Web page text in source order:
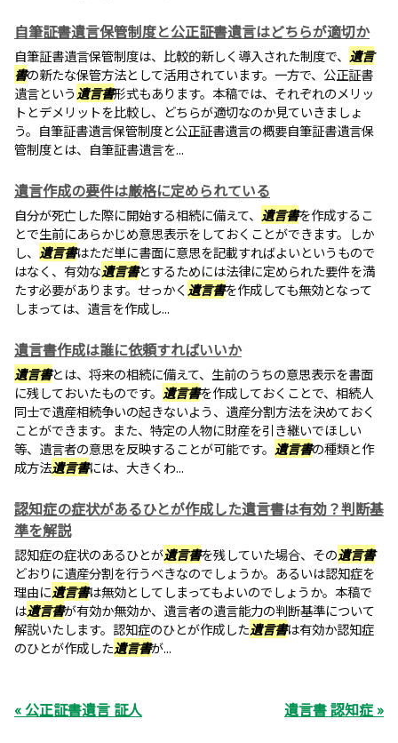
自筆証書遺言保管制度と公正証書遺言はどちらが適切か
自筆証書遺言保管制度は、比較的新しく導入された制度で、 遺言
書の新たな保管方法として活用されています。一方で、公正証書
遺言という遺言書形式もあります。本稿では、それぞれのメリッ
トとデメリットを比較し、どちらが適切なのか見ていきましょ
う。自筆証書遺言保管制度と公正証書遺言の概要自筆証書遺言保
管制度とは、自筆証書遺言を...
遺言作成の要件は厳格に定められている
自分が死亡した際に開始する相続に備えて、 遺言書を作成するこ
とで生前にあらかじめ意思表示をしておくことができます。しか
し、 遺言書はただ単に書面に意思を記載すればよいというもので
はなく、有効な遺言書とするためには法律に定められた要件を満
たす必要があります。せっかく 遺言書を作成しても無効となって
しまっては、遺言を作成し...
遺言書作成は誰に依頼すればいいか
遺言書とは、将来の相続に備えて、生前のうちの意思表示を書面
に残しておいたものです。 遺言書を作成しておくことで、相続人
同士で遺産相続争いの起きないよう、遺産分割方法を決めておく
ことができます。また、特定の人物に財産を引き継いでほしい
等、遺言者の意思を反映することが可能です。 遺言書の種類と作
成方法遺言書には、大きくわ...
認知症の症状があるひとが作成した遺言書は有効？判断基
準を解説
認知症の症状のあるひとが遺言書を残していた場合、その遺言書
どおりに遺産分割を行うべきなのでしょうか。あるいは認知症を
理由に遺言書は無効としてしまってもよいのでしょうか。本稿で
は遺言書が有効か無効か、遺言者の遺言能力の判断基準について
解説いたします。認知症のひとが作成した遺言書は有効か認知症
のひとが作成した遺言書が...
« 公正証書遺言 証人
遺言書 認知症 »